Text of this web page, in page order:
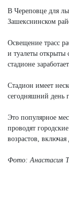
В Череповце для
Зашекснинском
Освещение трасс
и туалеты
стадионе
Стадион имеет
сегодняшний день
Это популярное
проводят
возрастов, включая
Фото: Анастасия